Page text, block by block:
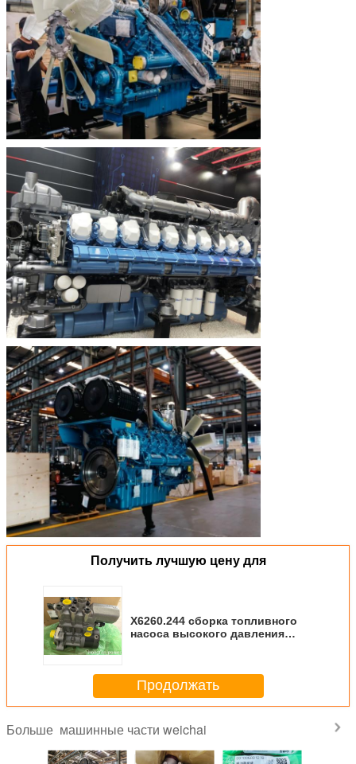
Получить лучшую цену для
X6260.244 сборка топливного
насоса высокого давления
Продолжать
Больше машинные части weichai